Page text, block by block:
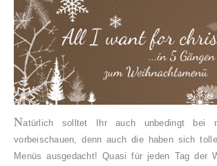
Natürlich solltet Ihr auch unbedingt bei
vorbeischauen, denn auch die haben sich
Menüs ausgedacht! Quasi für jeden Tag der